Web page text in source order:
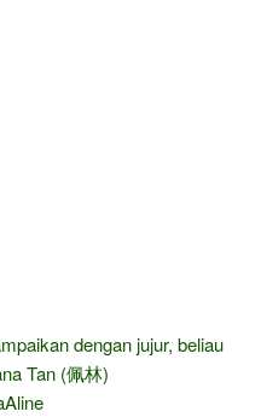
dengan jujur, beliau
Tan (佩林)